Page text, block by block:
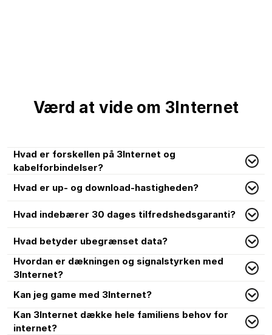
Værd at vide om 3Internet
Hvad er forskellen på 3Internet og
kabelforbindelser?
Hvad er up- og download-hastigheden?
Hvad indebærer 30 dages tilfredshedsgaranti?
Hvad betyder ubegrænset data?
Hvordan er dækningen og signalstyrken med
3Internet?
Kan jeg game med 3Internet?
Kan 3Internet dække hele familiens behov for
internet?